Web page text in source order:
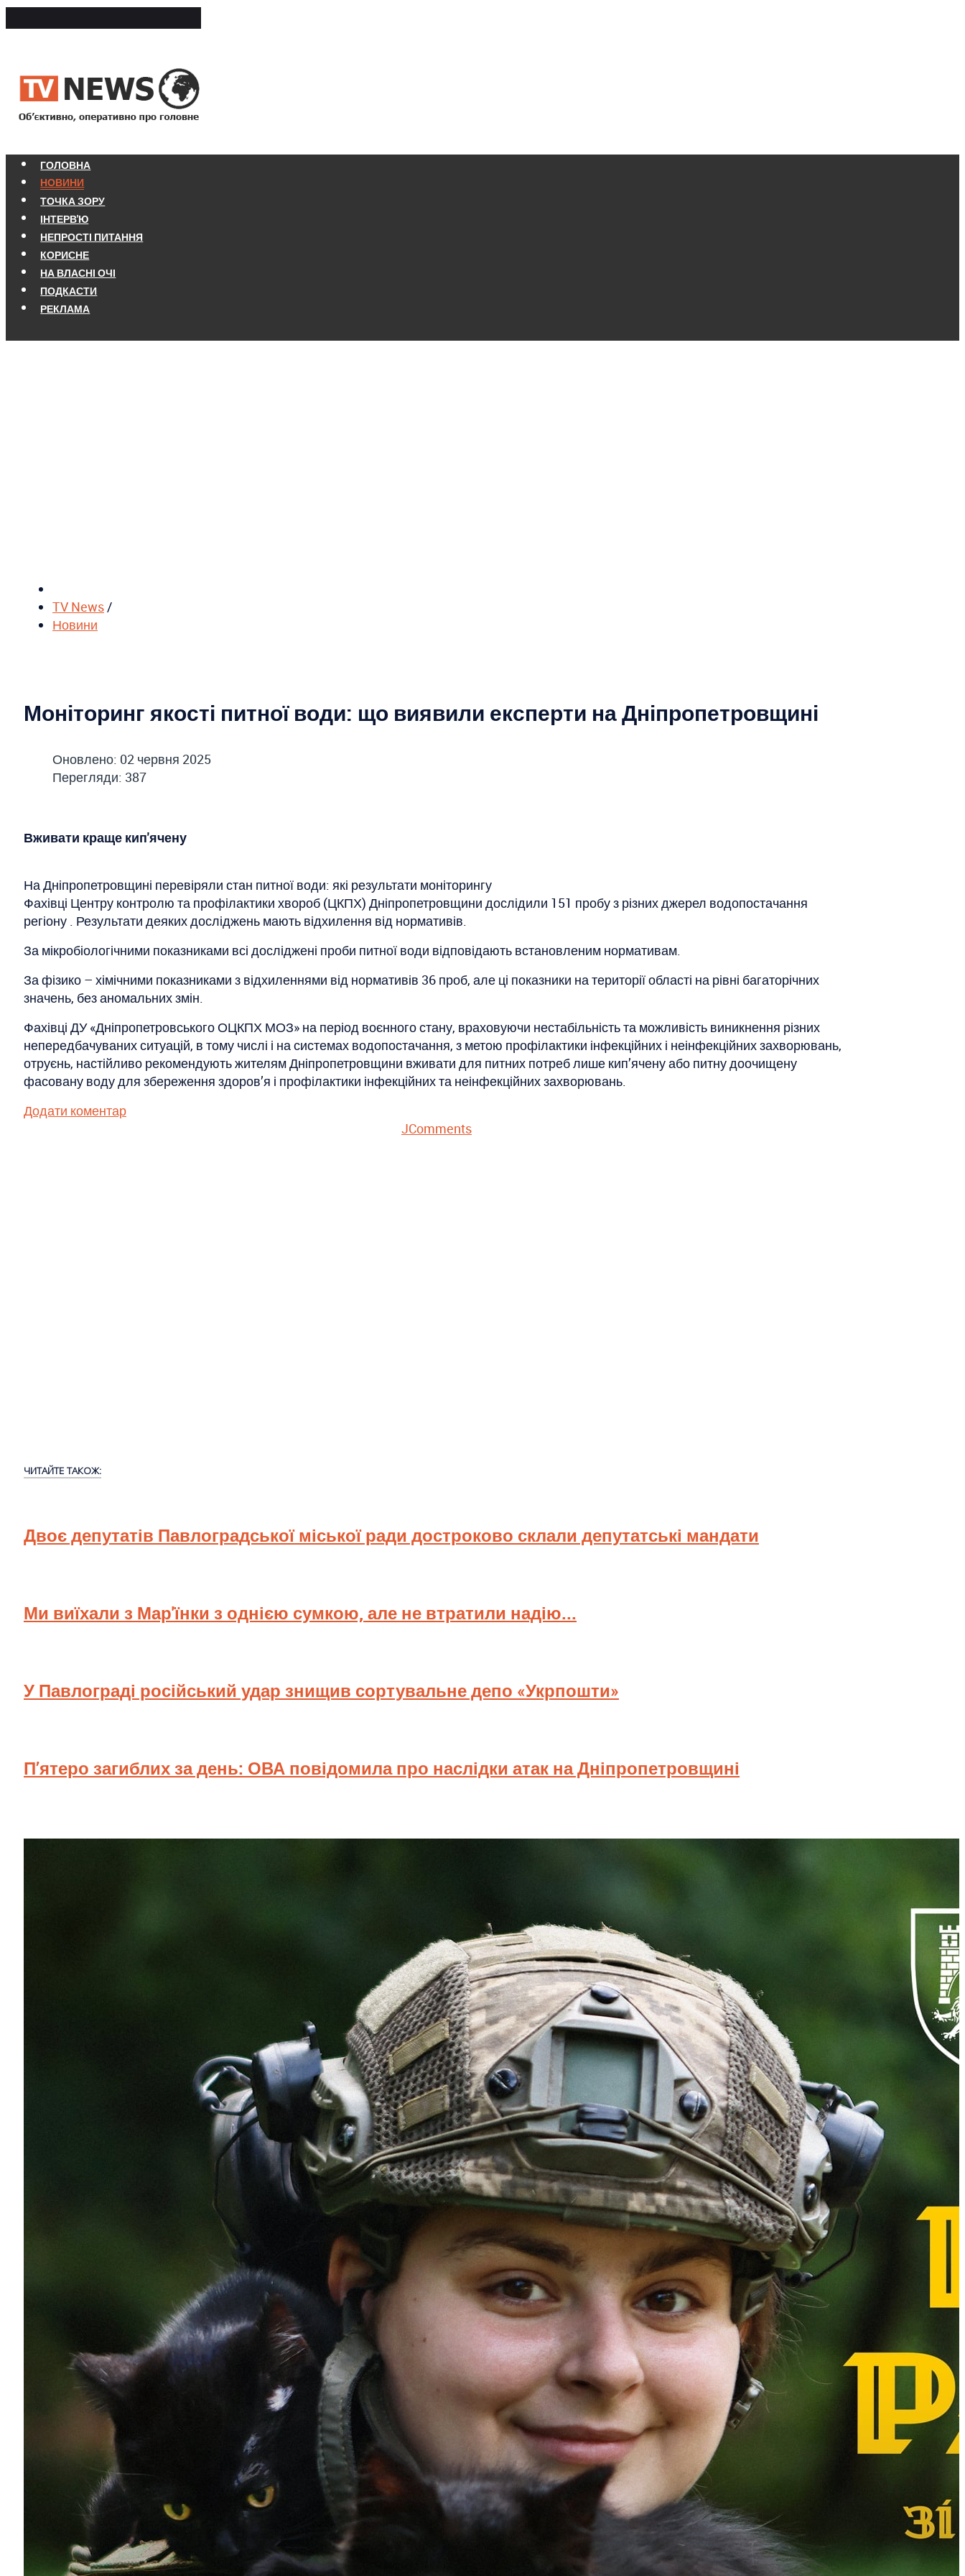
ГОЛОВНА
НОВИНИ
ТОЧКА ЗОРУ
ІНТЕРВ'Ю
НЕПРОСТІ ПИТАННЯ
КОРИСНЕ
НА ВЛАСНІ ОЧІ
ПОДКАСТИ
РЕКЛАМА
TV News /
Новини
Моніторинг якості питної води: що виявили експерти на Дніпропетровщині
Оновлено: 02 червня 2025
Перегляди: 387
Вживати краще кип'ячену
На Дніпропетровщині перевіряли стан питної води: які результати моніторингу
Фахівці Центру контролю та профілактики хвороб (ЦКПХ) Дніпропетровщини дослідили 151 пробу з різних джерел водопостачання
регіону . Результати деяких досліджень мають відхилення від нормативів.
За мікробіологічними показниками всі досліджені проби питної води відповідають встановленим нормативам.
За фізико – хімічними показниками з відхиленнями від нормативів 36 проб, але ці показники на території області на рівні багаторічних
значень, без аномальних змін.
Фахівці ДУ «Дніпропетровського ОЦКПХ МОЗ» на період воєнного стану, враховуючи нестабільність та можливість виникнення різних
непередбачуваних ситуацій, в тому числі і на системах водопостачання, з метою профілактики інфекційних і неінфекційних захворювань,
отруєнь, настійливо рекомендують жителям Дніпропетровщини вживати для питних потреб лише кип’ячену або питну доочищену
фасовану воду для збереження здоров’я і профілактики інфекційних та неінфекційних захворювань.
Додати коментар
JComments
ЧИТАЙТЕ ТАКОЖ:
Двоє депутатів Павлоградської міської ради достроково склали депутатські мандати
Ми виїхали з Мар'їнки з однією сумкою, але не втратили надію...
У Павлограді російський удар знищив сортувальне депо «Укрпошти»
П’ятеро загиблих за день: ОВА повідомила про наслідки атак на Дніпропетровщині